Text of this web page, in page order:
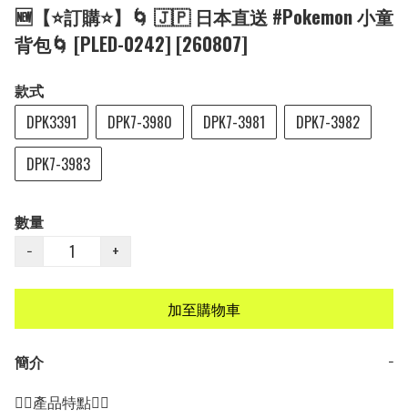
🆕【⭐訂購⭐】🌀 🇯🇵 日本直送 #Pokemon 小童
背包🌀 [PLED-0242] [260807]
款式
DPK3391
DPK7-3980 DPK7-3981
DPK7-3982
DPK7-3983
數量
−
+
加至購物車
簡介
−
👍🏻產品特點👍🏻